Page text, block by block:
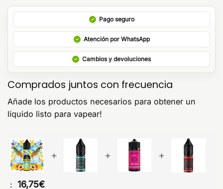
Pago seguro
Atención por WhatsApp
Cambios y devoluciones
Comprados juntos con frecuencia
Añade los productos necesarios para obtener un
líquido listo para vapear!
+ + +
: 16,75€